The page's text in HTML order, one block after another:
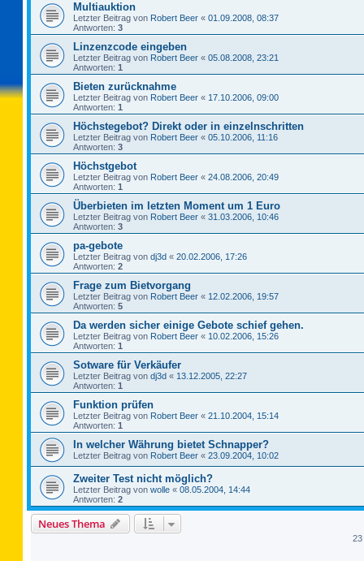
Multiauktion
Letzter Beitrag von Robert Beer « 01.09.2008, 08:37
Antworten: 3
Linzenzcode eingeben
Letzter Beitrag von Robert Beer « 05.08.2008, 23:21
Antworten: 1
Bieten zurücknahme
Letzter Beitrag von Robert Beer « 17.10.2006, 09:00
Antworten: 1
Höchstegebot? Direkt oder in einzelnschritten
Letzter Beitrag von Robert Beer « 05.10.2006, 11:16
Antworten: 3
Höchstgebot
Letzter Beitrag von Robert Beer « 24.08.2006, 20:49
Antworten: 1
Überbieten im letzten Moment um 1 Euro
Letzter Beitrag von Robert Beer « 31.03.2006, 10:46
Antworten: 3
pa-gebote
Letzter Beitrag von dj3d « 20.02.2006, 17:26
Antworten: 2
Frage zum Bietvorgang
Letzter Beitrag von Robert Beer « 12.02.2006, 19:57
Antworten: 5
Da werden sicher einige Gebote schief gehen.
Letzter Beitrag von Robert Beer « 10.02.2006, 15:26
Antworten: 1
Sotware für Verkäufer
Letzter Beitrag von dj3d « 13.12.2005, 22:27
Antworten: 1
Funktion prüfen
Letzter Beitrag von Robert Beer « 21.10.2004, 15:14
Antworten: 1
In welcher Währung bietet Schnapper?
Letzter Beitrag von Robert Beer « 23.09.2004, 10:02
Zweiter Test nicht möglich?
Letzter Beitrag von wolle « 08.05.2004, 14:44
Antworten: 2
Neues Thema
23